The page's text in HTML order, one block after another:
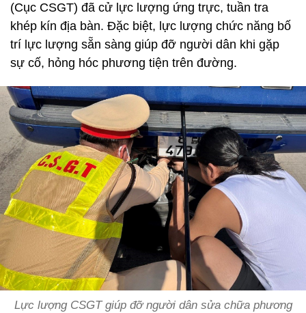
(Cục CSGT) đã cử lực lượng ứng trực, tuần tra
khép kín địa bàn. Đặc biệt, lực lượng chức năng bố
trí lực lượng sẵn sàng giúp đỡ người dân khi gặp
sự cố, hỏng hóc phương tiện trên đường.
Lực lượng CSGT giúp đỡ người dân sửa chữa phương